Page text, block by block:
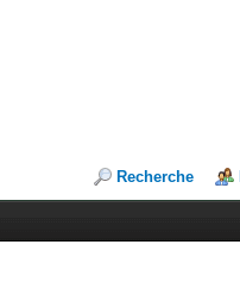
Recherche